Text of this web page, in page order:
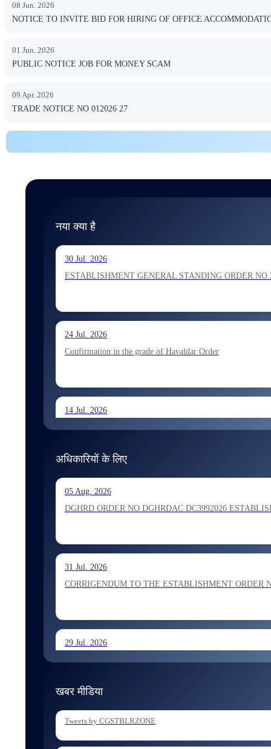
08 Jun. 2026
NOTICE TO INVITE BID FOR HIRING OF OFFICE
01 Jun. 2026
PUBLIC NOTICE JOB FOR MONEY SCAM
09 Apr. 2026
TRADE NOTICE NO 012026 27
नया क्या है
30 Jul. 2026
ESTABLISHMENT GENERAL STANDING ORDER NO
24 Jul. 2026
Confirmation in the grade of Havaldar Order
14 Jul. 2026
13 Jul. 2026
Allocation of Inspector recommended for appointment by
13 Jul. 2026
Allocation of Executive Assistant recommended for
अधिकारियों के लिए
05 Aug. 2026
DGHRD ORDER NO DGHRDAC DC3992026
31 Jul. 2026
CORRIGENDUM TO THE ESTABLISHMENT ORDER
29 Jul. 2026
29 Jul. 2026
खबर मीडिया
Tweets by CGSTBLRZONE